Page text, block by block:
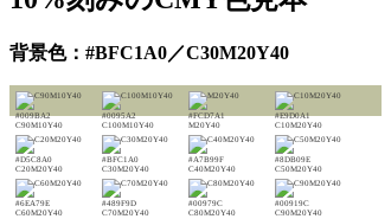
背景色：#BFC1A0／C30M20Y40
#009BA2
C90M10Y40
#0095A2
C100M10Y40
#FCD7A1
M20Y40
#E9D0A1
C10M20Y40
#D5C8A0
C20M20Y40
#BFC1A0
C30M20Y40
#A7B99F
C40M20Y40
#8DB09E
C50M20Y40
#6EA79E
C60M20Y40
#489F9D
C70M20Y40
#00979C
C80M20Y40
#00919C
C90M20Y40